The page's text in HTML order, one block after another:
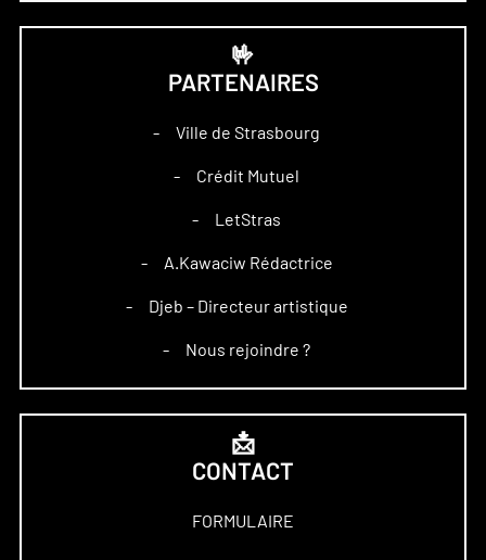
🤟
PARTENAIRES
– Ville de Strasbourg
– Crédit Mutuel
– LetStras
– A.Kawaciw Rédactrice
– Djeb – Directeur artistique
– Nous rejoindre ?
📩
CONTACT
FORMULAIRE